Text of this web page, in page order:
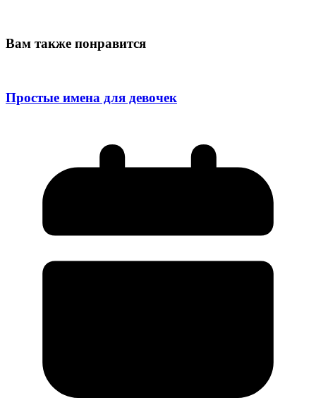
Вам также понравится
Простые имена для девочек